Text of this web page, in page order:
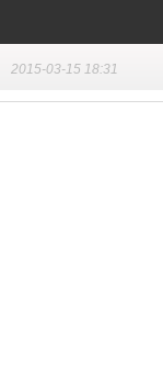
2015-03-15 18:31